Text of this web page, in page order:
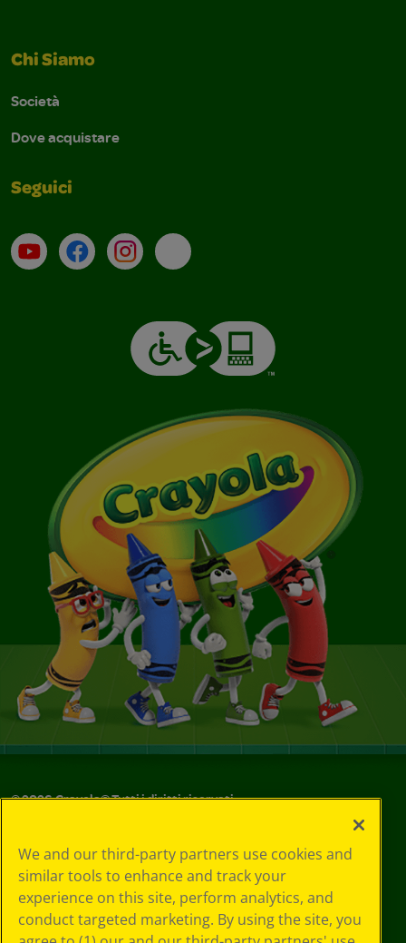
Chi Siamo
Società
Dove acquistare
Seguici
Su YouTube
ContattiProfilo Instagram
Email
©2026Crayola® Tutti i diritti riservati.
in materia di
privacy
Informativa sulla
privacy
Termini SMS
We and our third-party partners use cookies and
similar tools to enhance and track your
experience on this site, perform analytics, and
conduct targeted marketing. By using the site, you